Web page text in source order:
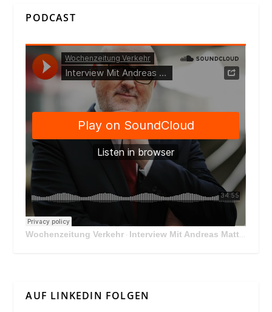
PODCAST
Wochenzeitung Verkehr · Interview Mit Andreas Matthä, CEO der ÖBB Holding
AUF LINKEDIN FOLGEN